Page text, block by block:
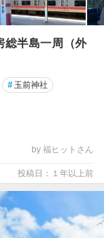
半島一周（外
# 玉前神社
by 福ヒットさん
投稿日：１年以上前